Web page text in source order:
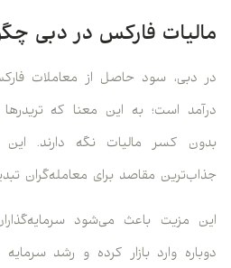
مالیات فارکس در دبی
در دبی، سود حاصل از معاملات
درآمد است؛ به این معنا که
بدون کسر مالیات نگه دارند.
جذاب‌ترین مقاصد برای معامله‌گران
این مزیت باعث می‌شود
دوباره وارد بازار کرده و رشد